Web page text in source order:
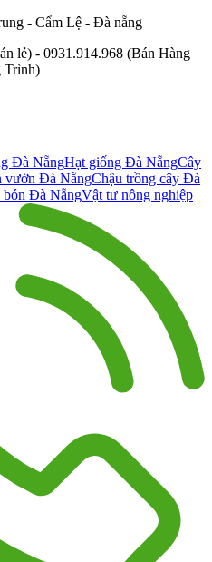
- Cẩm Lệ - Đà nẵng
lẻ) - 0931.914.968 (Bán Hàng
Trình)
Đà NẵngHạt giống Đà NẵngCây
vườn Đà NẵngChậu trồng cây Đà
bón Đà NẵngVật tư nông nghiệp